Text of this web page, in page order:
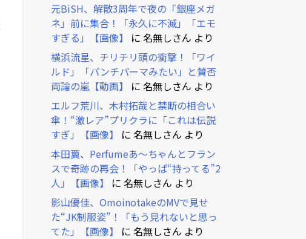
元BiSH、解散3周年で夜の「銀座メガ
ネ」前に集合！「永久に不滅」「エモ
すぎる」【画像】
に 名無しさん より
横浜流星、チリチリ頭の衝撃！「ワイ
ルド」「パンチパーマみたい」と賛否
両論の嵐【動画】
に 名無しさん より
エルフ荒川、木村拓哉と禁断の相合い
傘！“激レア”プリクラに「これは伝説
すぎ」【画像】
に 名無しさん より
本田翼、Perfumeあ～ちゃんとフラン
スで奇跡の再会！「やっぱ“持ってる”2
人」【画像】
に 名無しさん より
影山優佳、OmoinotakeのMVで見せ
た“JK制服姿”！「もう見れないと思っ
てた」【画像】
に 名無しさん より